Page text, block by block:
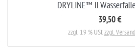
DRYLINE™ II
39,50 €
zzgl. 19 % UStzzgl.